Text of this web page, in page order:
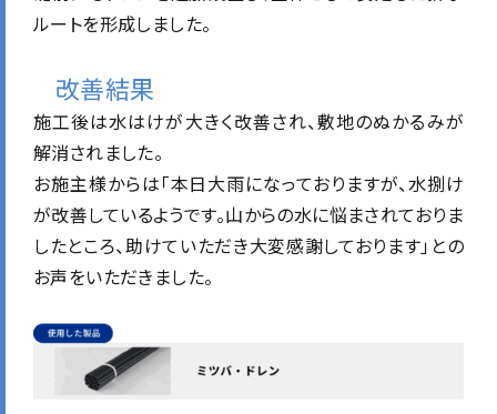
ルートを形成しました。
改善結果
施工後は水はけが大きく改善され、敷地のぬかるみが
解消されました。
お施主様からは「本日大雨になっておりますが、水捌け
が改善しているようです。山からの水に悩まされておりま
したところ、助けていただき大変感謝しております」との
お声をいただきました。